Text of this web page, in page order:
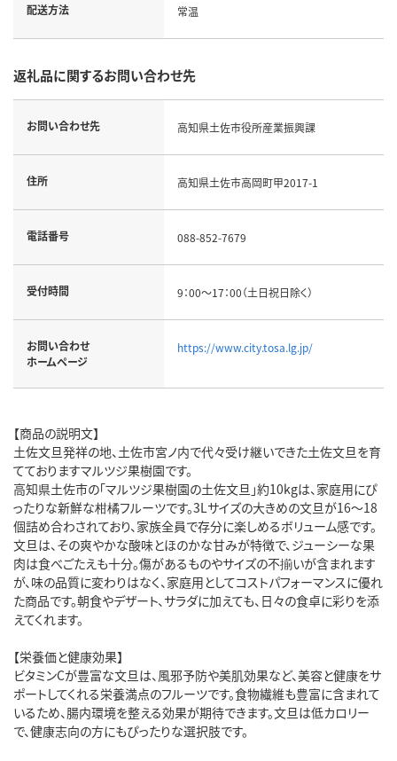
配送方法 常温
返礼品に関するお問い合わせ先
お問い合わせ先 高知県土佐市役所産業振興課
住所 高知県土佐市高岡町甲2017-1
電話番号 088-852-7679
受付時間 9：00～17：00（土日祝日除く）
お問い合わせ
ホームページ
https://www.city.tosa.lg.jp/
【商品の説明文】
土佐文旦発祥の地、土佐市宮ノ内で代々受け継いできた土佐文旦を育
てておりますマルツジ果樹園です。
高知県土佐市の「マルツジ果樹園の土佐文旦」約10kgは、家庭用にぴ
ったりな新鮮な柑橘フルーツです。3Lサイズの大きめの文旦が16～18
個詰め合わされており、家族全員で存分に楽しめるボリューム感です。
文旦は、その爽やかな酸味とほのかな甘みが特徴で、ジューシーな果
肉は食べごたえも十分。傷があるものやサイズの不揃いが含まれます
が、味の品質に変わりはなく、家庭用としてコストパフォーマンスに優れ
た商品です。朝食やデザート、サラダに加えても、日々の食卓に彩りを添
えてくれます。
【栄養価と健康効果】
ビタミンCが豊富な文旦は、風邪予防や美肌効果など、美容と健康をサ
ポートしてくれる栄養満点のフルーツです。食物繊維も豊富に含まれて
いるため、腸内環境を整える効果が期待できます。文旦は低カロリー
で、健康志向の方にもぴったりな選択肢です。